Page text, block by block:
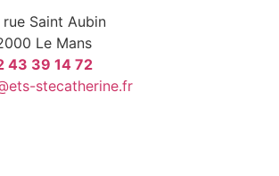
Saint Aubin
Le Mans
43 39 14 72
stecatherine.fr